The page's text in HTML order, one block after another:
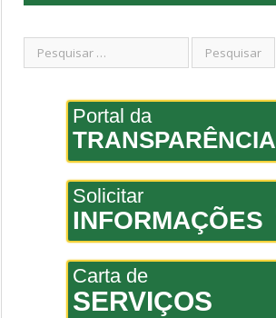
Portal da
TRANSPARÊNCIA
Solicitar
INFORMAÇÕES
Carta de
SERVIÇOS